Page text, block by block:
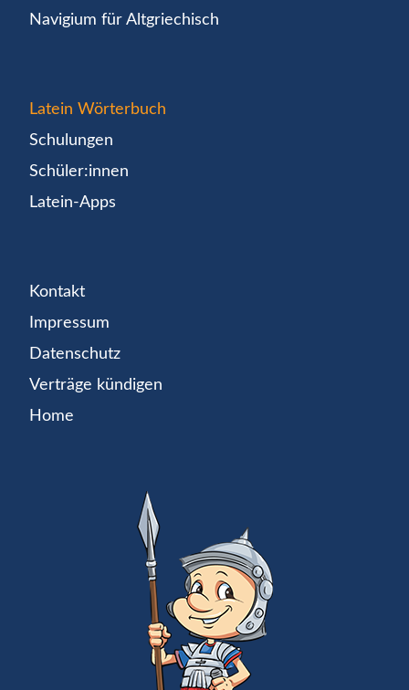
Navigium für Altgriechisch
Latein Wörterbuch
Schulungen
Schüler:innen
Latein-Apps
Kontakt
Impressum
Datenschutz
Verträge kündigen
Home